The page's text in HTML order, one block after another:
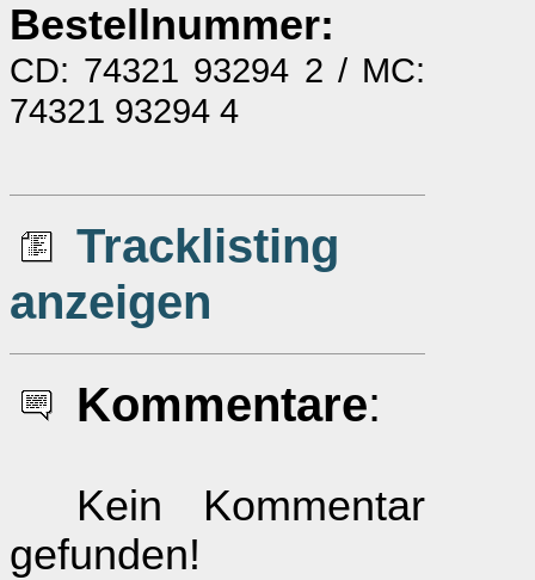
Bestellnummer:
CD: 74321 93294 2 / MC:
74321 93294 4
Tracklisting
anzeigen
Kommentare:
Kein Kommentar
gefunden!